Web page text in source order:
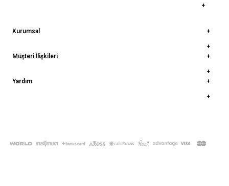
Kurumsal
Müşteri İlişkileri
Yardım